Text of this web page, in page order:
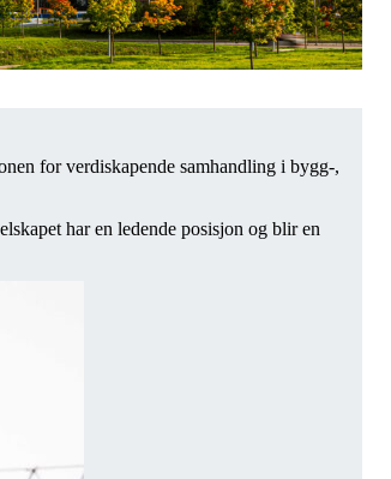
for verdiskapende samhandling i bygg-,
har en ledende posisjon og blir en